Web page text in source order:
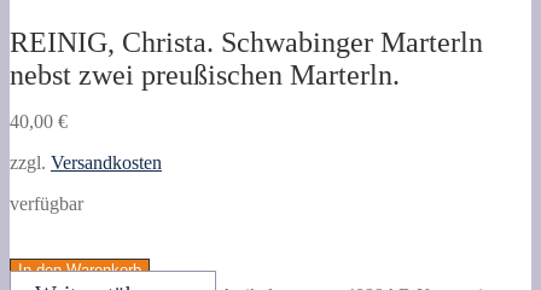
REINIG, Christa. Schwabinger Marterln
nebst zwei preußischen Marterln.
40,00 €
zzgl. Versandkosten
verfügbar
Christa.
In den Warenkorb